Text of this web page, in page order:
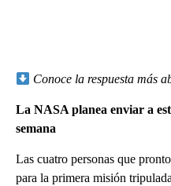
Conoce la respuesta más
La NASA planea enviar a
semana
Las cuatro personas que
para la primera misión